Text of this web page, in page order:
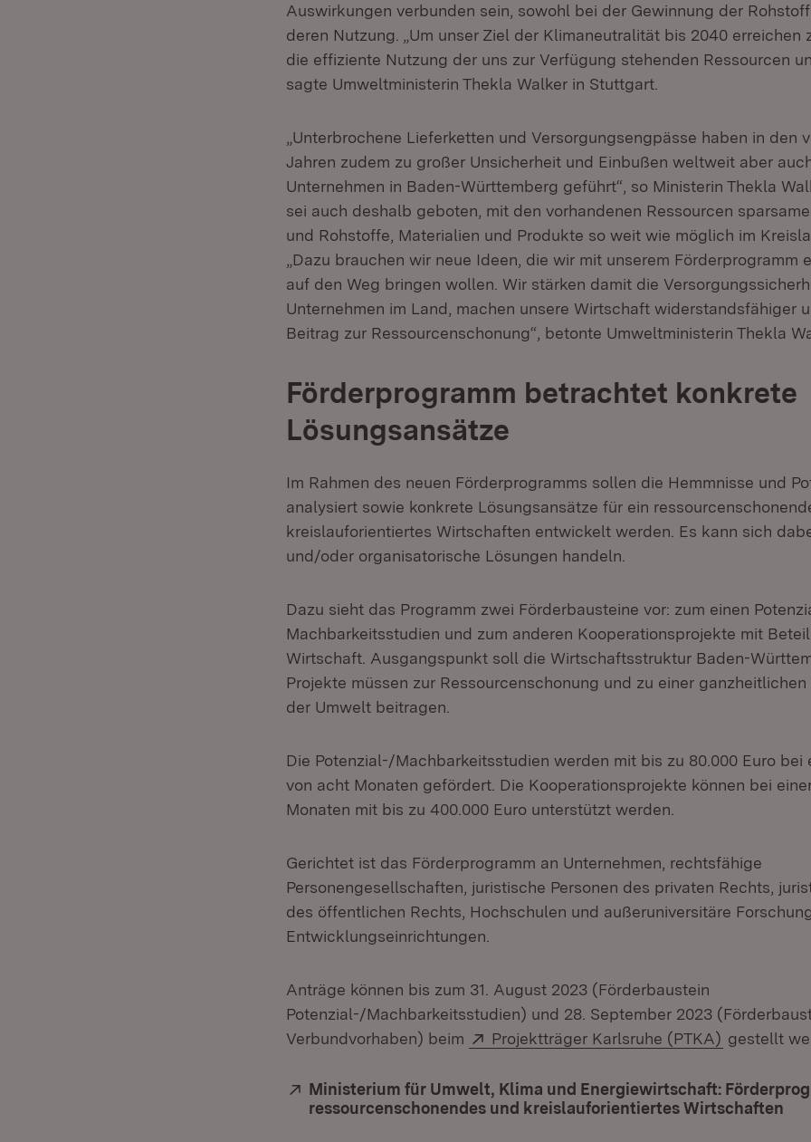
Auswirkungen verbunden sein, sowohl bei der Gewinnung der
deren Nutzung. „Um unser Ziel der Klimaneutralität bis 2040 erreichen
die effiziente Nutzung der uns zur Verfügung stehenden Ressourcen
sagte Umweltministerin Thekla Walker in Stuttgart.
„Unterbrochene Lieferketten und Versorgungsengpässe haben in den
Jahren zudem zu großer Unsicherheit und Einbußen weltweit aber
Unternehmen in Baden-Württemberg geführt“, so Ministerin Thekla
sei auch deshalb geboten, mit den vorhandenen Ressourcen
und Rohstoffe, Materialien und Produkte so weit wie möglich im
„Dazu brauchen wir neue Ideen, die wir mit unserem Förderprogramm
auf den Weg bringen wollen. Wir stärken damit die
Unternehmen im Land, machen unsere Wirtschaft widerstandsfähiger
Beitrag zur Ressourcenschonung“, betonte Umweltministerin Thekla
Förderprogramm betrachtet konkrete
Lösungsansätze
Im Rahmen des neuen Förderprogramms sollen die Hemmnisse und
analysiert sowie konkrete Lösungsansätze für ein
kreislauforientiertes Wirtschaften entwickelt werden. Es kann sich
und/oder organisatorische Lösungen handeln.
Dazu sieht das Programm zwei Förderbausteine vor: zum einen
Machbarkeitsstudien und zum anderen Kooperationsprojekte mit
Wirtschaft. Ausgangspunkt soll die Wirtschaftsstruktur Baden-
Projekte müssen zur Ressourcenschonung und zu einer ganzheitlichen
der Umwelt beitragen.
Die Potenzial-/Machbarkeitsstudien werden mit bis zu 80.000 Euro bei
von acht Monaten gefördert. Die Kooperationsprojekte können bei
Monaten mit bis zu 400.000 Euro unterstützt werden.
Gerichtet ist das Förderprogramm an Unternehmen, rechtsfähige
Personengesellschaften, juristische Personen des privaten Rechts,
des öffentlichen Rechts, Hochschulen und außeruniversitäre
Entwicklungseinrichtungen.
Anträge können bis zum 31. August 2023 (Förderbaustein
Potenzial-/Machbarkeitsstudien) und 28. September 2023
Verbundvorhaben) beim
Extern:
Projektträger Karlsruhe (PTKA) (Öffnet in
gestellt
Extern:
Ministerium für Umwelt, Klima und Energiewirtschaft:
ressourcenschonendes und kreislauforientiertes Wirtschaften